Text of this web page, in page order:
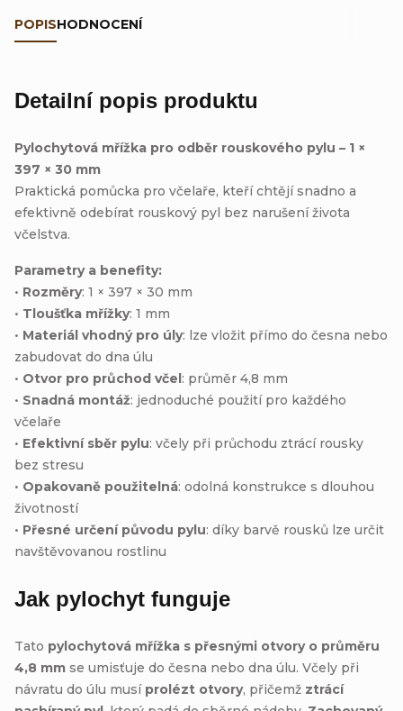
POPISHODNOCENÍ
Detailní popis produktu
Pylochytová mřížka pro odběr rouskového pylu – 1 ×
397 × 30 mm
Praktická pomůcka pro včelaře, kteří chtějí snadno a
efektivně odebírat rouskový pyl bez narušení života
včelstva.
Parametry a benefity:
• Rozměry: 1 × 397 × 30 mm
• Tloušťka mřížky: 1 mm
• Materiál vhodný pro úly: lze vložit přímo do česna nebo
zabudovat do dna úlu
• Otvor pro průchod včel: průměr 4,8 mm
• Snadná montáž: jednoduché použití pro každého
včelaře
• Efektivní sběr pylu: včely při průchodu ztrácí rousky
bez stresu
• Opakovaně použitelná: odolná konstrukce s dlouhou
životností
• Přesné určení původu pylu: díky barvě rousků lze určit
navštěvovanou rostlinu
Jak pylochyt funguje
Tato pylochytová mřížka s přesnými otvory o průměru
4,8 mm se umisťuje do česna nebo dna úlu. Včely při
návratu do úlu musí prolézt otvory, přičemž ztrácí